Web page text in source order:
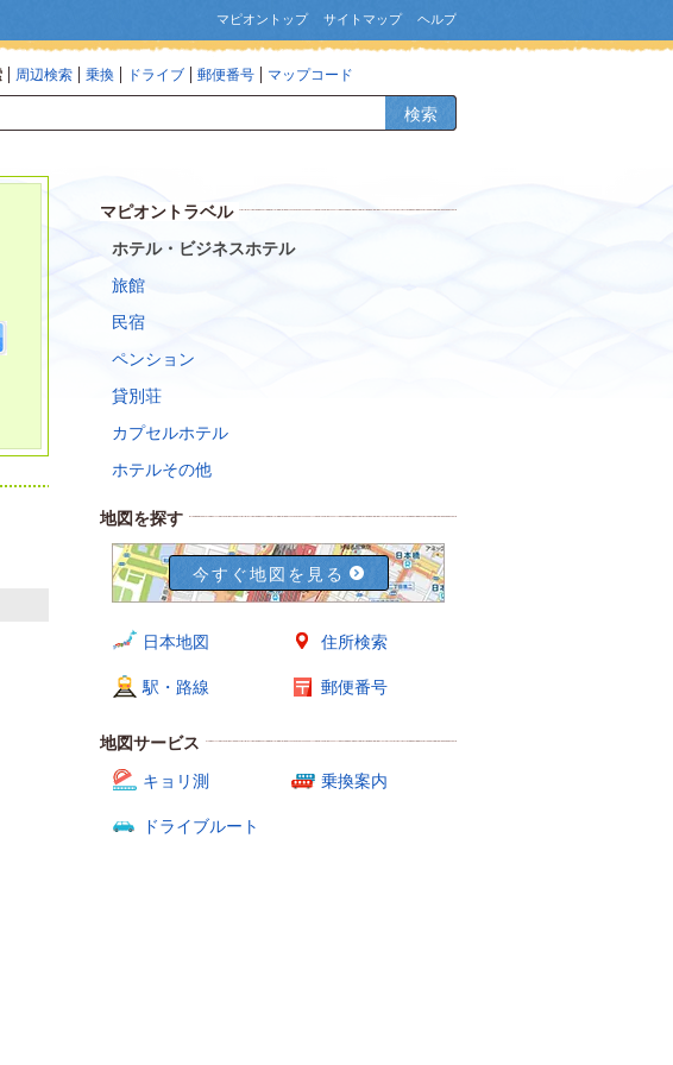
マピオントップ サイトマップ ヘルプ
周辺検索 乗換 ドライブ 郵便番号 マップコード
検索
マピオントラベル
ホテル・ビジネスホテル
旅館
民宿
ペンション
貸別荘
カプセルホテル
ホテルその他
地図を探す
今すぐ地図を見る
日本地図 住所検索
駅・路線 郵便番号
地図サービス
キョリ測
乗換案内
ドライブルート